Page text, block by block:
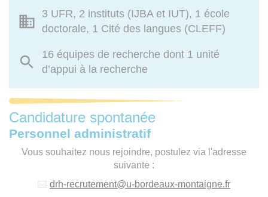
3 UFR, 2 instituts (IJBA et IUT), 1 école
doctorale, 1 Cité des langues (CLEFF)
16 équipes de recherche dont 1 unité
d’appui à la recherche
Candidature spontanée
Personnel administratif
Vous souhaitez nous rejoindre, postulez via l'adresse
suivante :
drh-recrutement@u-bordeaux-montaigne.fr